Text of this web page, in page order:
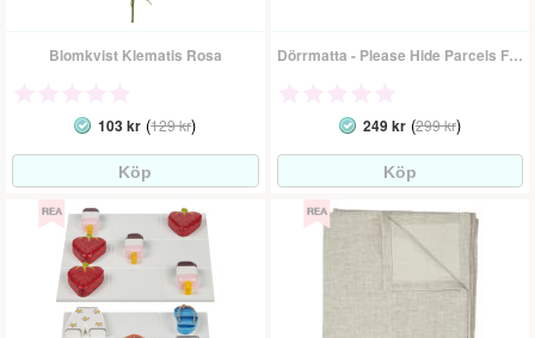
Blomkvist Klematis Rosa
103 kr (129 kr)
Dörrmatta - Please Hide Parcels From My Husband
249 kr(299 kr)